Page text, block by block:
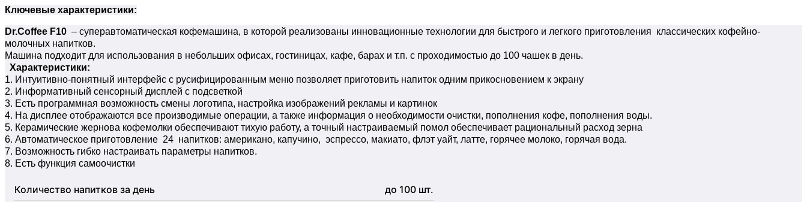
Ключевые характеристики:
Dr.Сoffee F10 – суперавтоматическая кофемашина, в которой реализованы инновационные технологии для быстрого и легкого приготовления классических кофейно-
молочных напитков.
Машина подходит для использования в небольших офисах, гостиницах, кафе, барах и т.п. с проходимостью до 100 чашек в день.
Характеристики:
1. Интуитивно-понятный интерфейс с русифицированным меню позволяет приготовить напиток одним прикосновением к экрану
2. Информативный сенсорный дисплей с подсветкой
3. Есть программная возможность смены логотипа, настройка изображений рекламы и картинок
4. На дисплее отображаются все производимые операции, а также информация о необходимости очистки, пополнения кофе, пополнения воды.
5. Керамические жернова кофемолки обеспечивают тихую работу, а точный настраиваемый помол обеспечивает рациональный расход зерна
6. Автоматическое приготовление 24 напитков: американо, капучино, эспрессо, макиато, флэт уайт, латте, горячее молоко, горячая вода.
7. Возможность гибко настраивать параметры напитков.
8. Есть функция самоочистки
Количество напитков за день до 100 шт.